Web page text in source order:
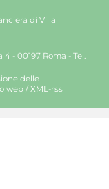
di Villa
4 - 00197 Roma - Tel.
delle
web / XML-rss